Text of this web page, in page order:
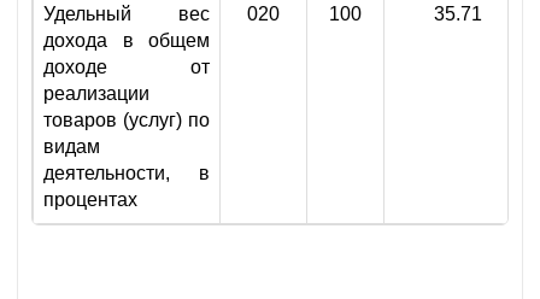
Удельный вес
дохода в общем
доходе от
реализации
товаров (услуг) по
видам
деятельности, в
процентах
020 100 35.71